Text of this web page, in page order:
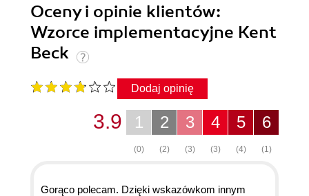
Oceny i opinie klientów:
Wzorce implementacyjne Kent
Beck
Dodaj opinię
6
(1)
5
(4)
4
(3)
3
(3)
2
(2)
1
(0)
3.9
Gorąco polecam. Dzięki wskazówkom innym